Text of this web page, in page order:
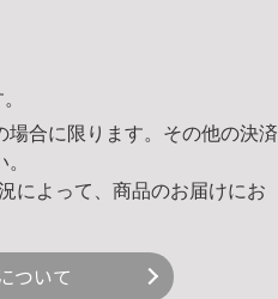
合に限ります。その他の決済
によって、商品のお届けにお
ついて